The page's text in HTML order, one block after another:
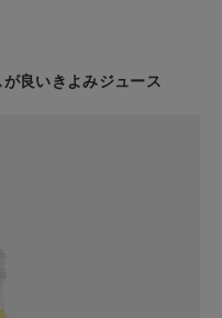
良いきよみジュース